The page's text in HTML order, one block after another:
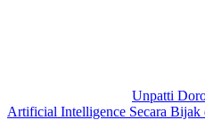
Unpatti
Artificial Intelligence Secara Bijak